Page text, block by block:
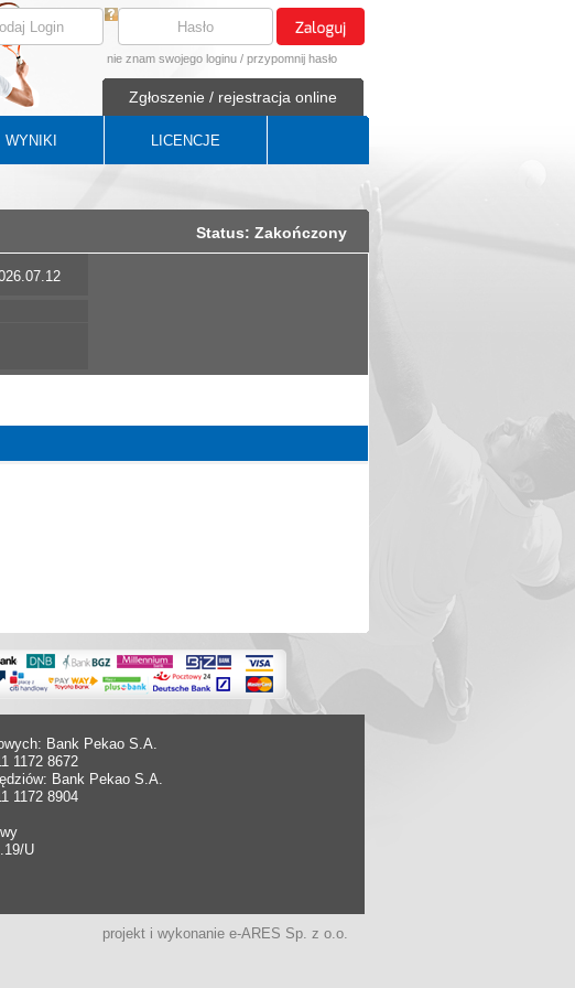
nie znam swojego loginu / przypomnij hasło
Zgłoszenie / rejestracja online
WYNIKI LICENCJE
Status: Zakończony
Bank Pekao S.A.
1172 8672
Bank Pekao S.A.
1172 8904
U
projekt i wykonanie e-ARES Sp. z o.o.